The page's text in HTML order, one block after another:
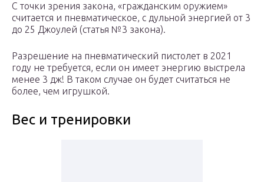
С точки зрения закона, «гражданским оружием»
считается и пневматическое, с дульной энергией от 3
до 25 Джоулей (статья №3 закона).
Разрешение на пневматический пистолет в 2021
году не требуется, если он имеет энергию выстрела
менее 3 дж! В таком случае он будет считаться не
более, чем игрушкой.
Вес и тренировки